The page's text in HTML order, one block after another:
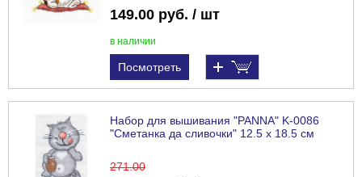
149.00 руб. / шт
в наличии
Посмотреть
Набор для вышивания "PANNA" K-0086
"Сметанка да сливочки" 12.5 х 18.5 см
271.00